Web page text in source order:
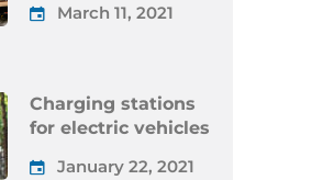
March 11, 2021
Charging stations
for electric vehicles
January 22, 2021